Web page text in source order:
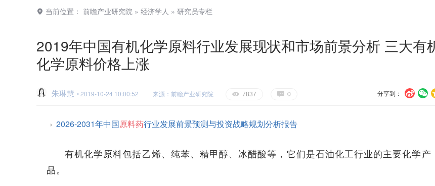
当前位置： 前瞻产业研究院 » 经济学人 » 研究员专栏
2019年中国有机化学原料行业发展现状和市场前景分析 三大有
化学原料价格上涨
U V
分享到：
朱琳慧 • 2019-10-24 10:00:52 来源：前瞻产业研究院 E 7837 G 0
2026-2031年中国原料药行业发展前景预测与投资战略规划分析报告
有机化学原料包括乙烯、纯苯、精甲醇、冰醋酸等，它们是石油化工行业的主要化学产
品。